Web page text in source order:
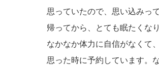
思っていたので、思い込みっ
帰ってから、とても眠たくな
なかなか体力に自信がなくて
思った時に予約しています。